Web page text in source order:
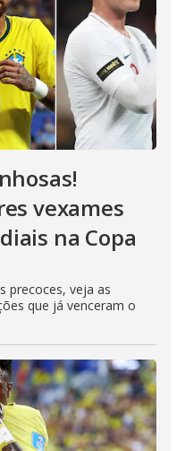
vexames
na Copa
precoces, veja as
que já venceram o